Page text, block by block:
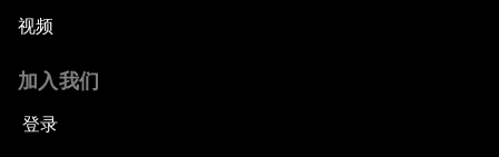
视频
加入我们
登录